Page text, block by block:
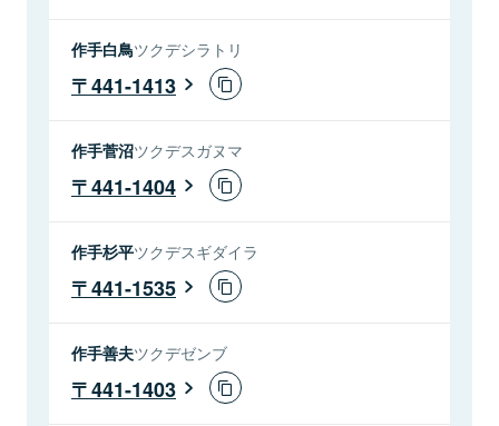
作手白鳥ツクデシラトリ
441-1413
作手菅沼ツクデスガヌマ
441-1404
作手杉平ツクデスギダイラ
441-1535
作手善夫ツクデゼンブ
441-1403